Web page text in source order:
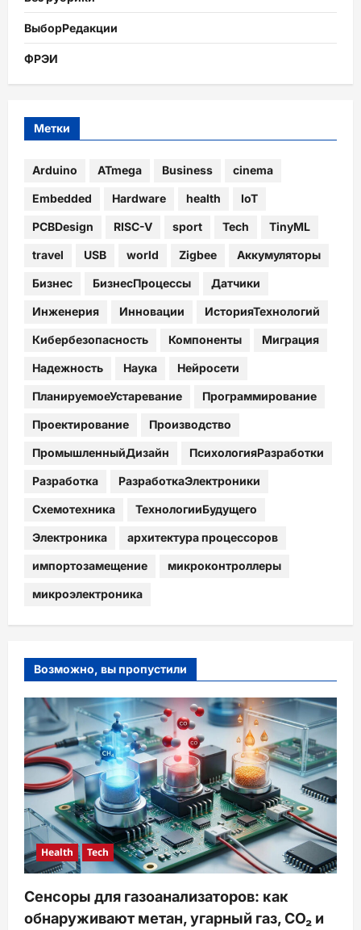
ВыборРедакции
ФРЭИ
Метки
Arduino ATmega Business cinema
Embedded Hardware health IoT
PCBDesign RISC-V sport Tech TinyML
travel USB world Zigbee Аккумуляторы
Бизнес БизнесПроцессы Датчики
Инженерия Инновации ИсторияТехнологий
Кибербезопасность Компоненты Миграция
Надежность Наука Нейросети
ПланируемоеУстаревание Программирование
Проектирование Производство
ПромышленныйДизайн ПсихологияРазработки
Разработка РазработкаЭлектроники
Схемотехника ТехнологииБудущего
Электроника архитектура процессоров
импортозамещение микроконтроллеры
микроэлектроника
Возможно, вы пропустили
Health Tech
Сенсоры для газоанализаторов: как
обнаруживают метан, угарный газ, CO₂ и